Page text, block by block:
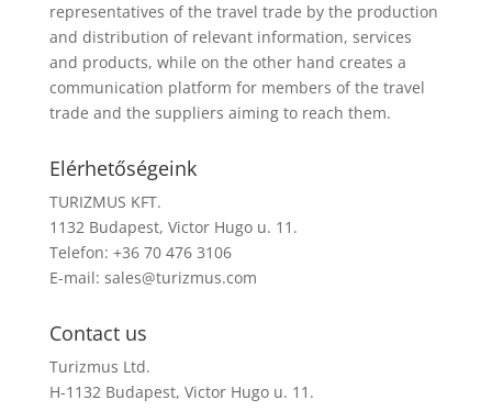
representatives of the travel trade by the production
and distribution of relevant information, services
and products, while on the other hand creates a
communication platform for members of the travel
trade and the suppliers aiming to reach them.
Elérhetőségeink
TURIZMUS KFT.
1132 Budapest, Victor Hugo u. 11.
Telefon: +36 70 476 3106
E-mail: sales@turizmus.com
Contact us
Turizmus Ltd.
H-1132 Budapest, Victor Hugo u. 11.